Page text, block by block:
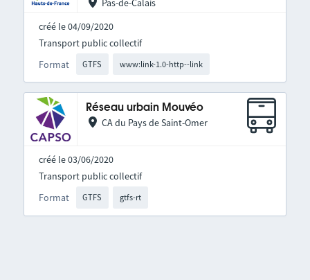
Pas-de-Calais
créé le 04/09/2020
Format GTFS www:link-1.0-http--link
Transport public collectif
Réseau urbain Mouvéo
CA du Pays de Saint-Omer
créé le 03/06/2020
Format GTFS gtfs-rt
Transport public collectif